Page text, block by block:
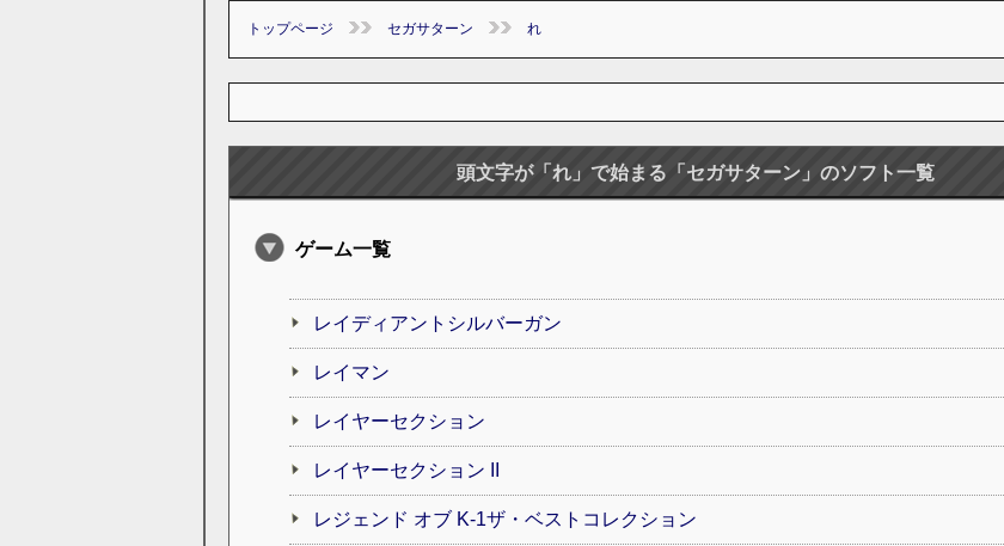
トップページ セガサターン れ
頭文字が「れ」で始まる「セガサターン」のソフト一覧
ゲーム一覧
レイディアントシルバーガン
レイマン
レイヤーセクション
レイヤーセクション II
レジェンド オブ K-1ザ・ベストコレクション